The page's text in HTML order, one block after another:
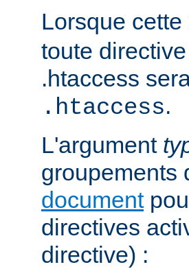
Lorsque
toute
.htaccess
.htaccess.
L'argument
groupements
document
directives
directive) :